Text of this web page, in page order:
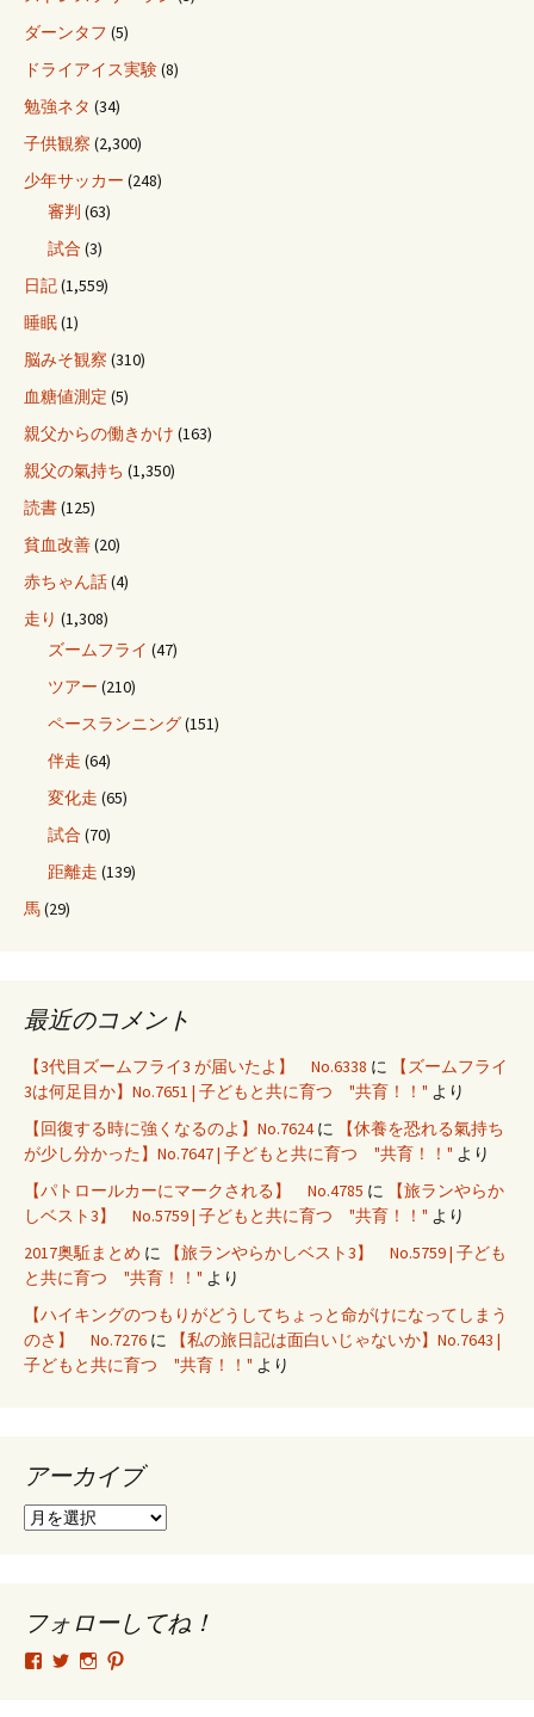
ダーンタフ (5)
ドライアイス実験(8)
勉強ネタ (34)
子供観察 (2,300)
少年サッカー (248)
審判 (63)
試合 (3)
日記(1,559)
睡眠(1)
脳みそ観察 (310)
血糖値測定 (5)
親父からの働きかけ (163)
親父の氣持ち (1,350)
読書(125)
貧血改善(20)
赤ちゃん話(4)
走り (1,308)
ズームフライ (47)
ツアー (210)
ペースランニング(151)
伴走 (64)
変化走 (65)
試合 (70)
距離走 (139)
馬(29)
最近のコメント
【3代目ズームフライ3 が届いたよ】 No.6338 に
【ズームフライ
3は何足目か】No.7651 | 子どもと共に育つ "共育！！" より
【回復する時に強くなるのよ】No.7624に
【休養を恐れる氣持ち
が少し分かった】No.7647 | 子どもと共に育つ "共育！！" より
【パトロールカーにマークされる】 No.4785 に
【旅ランやらか
しベスト3】 No.5759 | 子どもと共に育つ "共育！！" より
2017奥駈まとめ に
【旅ランやらかしベスト3】 No.5759 | 子ども
と共に育つ "共育！！" より
【ハイキングのつもりがどうしてちょっと命がけになってしまう
のさ】 No.7276 に
【私の旅日記は面白いじゃないか】No.7643 |
子どもと共に育つ "共育！！" より
アーカイブ
ア
ブ
フォローしてね！
tsutomu.hattori.33
SottakuninMoai
tsutomu.hattori.33